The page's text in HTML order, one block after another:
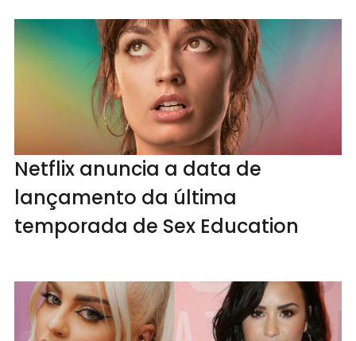
Netflix anuncia a data de
lançamento da última
temporada de Sex Education